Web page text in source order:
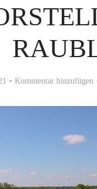
Kommentar hinzufügen